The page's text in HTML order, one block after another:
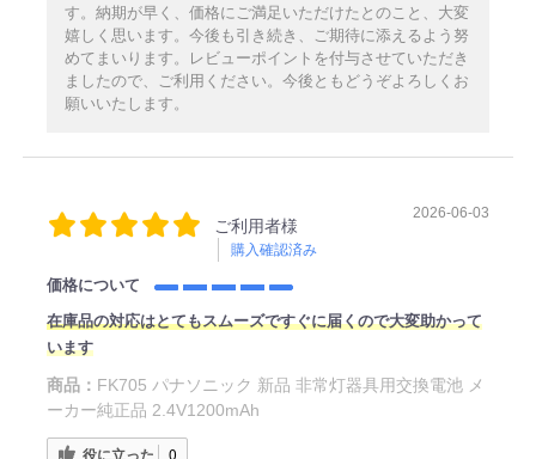
す。納期が早く、価格にご満足いただけたとのこと、大変
嬉しく思います。今後も引き続き、ご期待に添えるよう努
めてまいります。レビューポイントを付与させていただき
ましたので、ご利用ください。今後ともどうぞよろしくお
願いいたします。
ご利用者様
購入確認済み
2026-06-03
価格について
在庫品の対応はとてもスムーズですぐに届くので大変助かって
います
商品： FK705 パナソニック 新品 非常灯器具用交換電池 メ
ーカー純正品 2.4V1200mAh
役に立った 0